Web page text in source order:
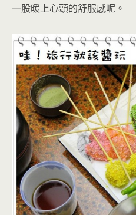
一股暖上心頭的舒服感呢。